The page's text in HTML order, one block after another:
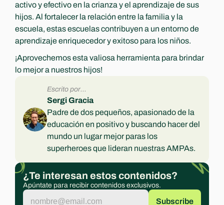
activo y efectivo en la crianza y el aprendizaje de sus
hijos. Al fortalecer la relación entre la familia y la
escuela, estas escuelas contribuyen a un entorno de
aprendizaje enriquecedor y exitoso para los niños.
¡Aprovechemos esta valiosa herramienta para brindar
lo mejor a nuestros hijos!
Escrito por...
Sergi Gracia
Padre de dos pequeños, apasionado de la
educación en positivo y buscando hacer del
mundo un lugar mejor paras los
superheroes que lideran nuestras AMPAs.
¿Te interesan estos contenidos?
Apúntate para recibir contenidos exclusivos.